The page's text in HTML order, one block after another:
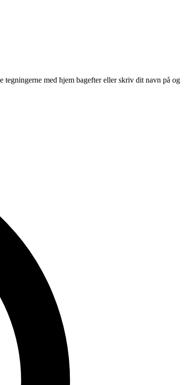
med hjem bagefter eller skriv dit navn på og